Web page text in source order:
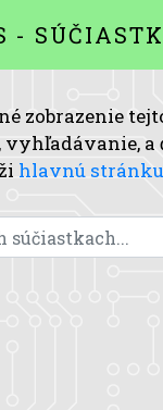
-
zobrazenie
vyhľadávanie, a
hlavnú stránku